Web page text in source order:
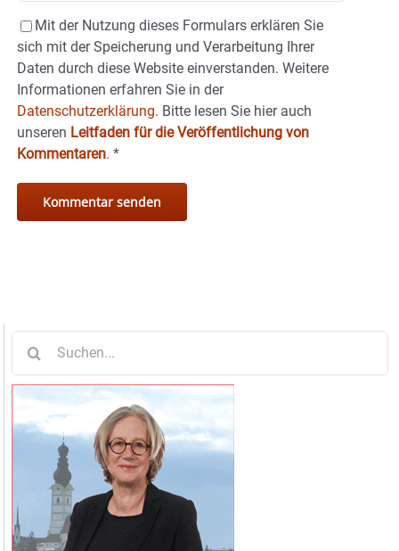
Mit der Nutzung dieses Formulars erklären Sie
sich mit der Speicherung und Verarbeitung Ihrer
Daten durch diese Website einverstanden. Weitere
Informationen erfahren Sie in der
Datenschutzerklärung. Bitte lesen Sie hier auch
unseren Leitfaden für die Veröffentlichung von
Kommentaren. *
nach: